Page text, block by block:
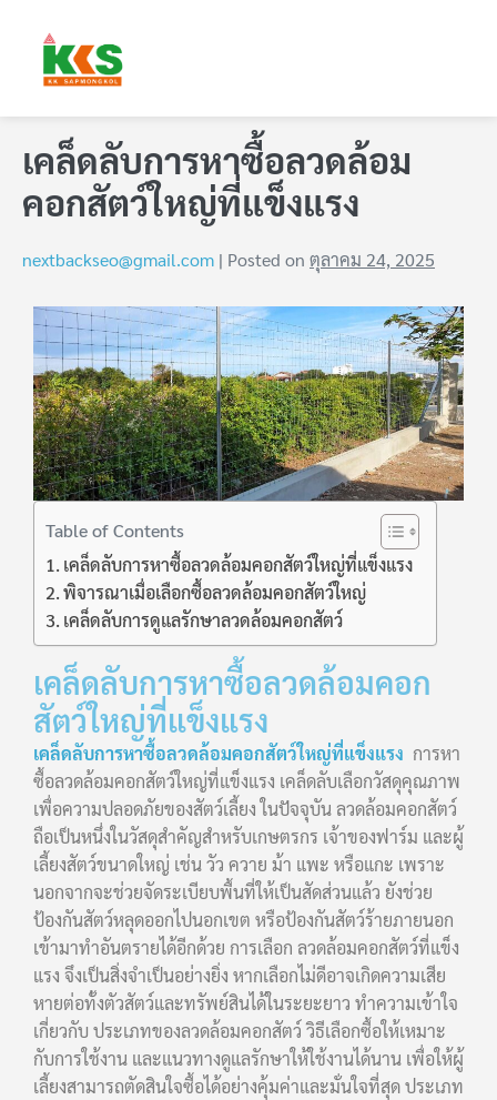
เคล็ดลับการหาซื้อลวดล้อม
คอกสัตว์ใหญ่ที่แข็งแรง
nextbackseo@gmail.com | Posted on ตุลาคม 24, 2025
Table of Contents
เคล็ดลับการหาซื้อลวดล้อมคอกสัตว์ใหญ่ที่แข็งแรง
พิจารณาเมื่อเลือกซื้อลวดล้อมคอกสัตว์ใหญ่
เคล็ดลับการดูแลรักษาลวดล้อมคอกสัตว์
เคล็ดลับการหาซื้อลวดล้อมคอก
สัตว์ใหญ่ที่แข็งแรง
เคล็ดลับการหาซื้อลวดล้อมคอกสัตว์ใหญ่ที่แข็งแรง การหา
ซื้อลวดล้อมคอกสัตว์ใหญ่ที่แข็งแรง เคล็ดลับเลือกวัสดุคุณภาพ
เพื่อความปลอดภัยของสัตว์เลี้ยง ในปัจจุบัน ลวดล้อมคอกสัตว์
ถือเป็นหนึ่งในวัสดุสำคัญสำหรับเกษตรกร เจ้าของฟาร์ม และผู้
เลี้ยงสัตว์ขนาดใหญ่ เช่น วัว ควาย ม้า แพะ หรือแกะ เพราะ
นอกจากจะช่วยจัดระเบียบพื้นที่ให้เป็นสัดส่วนแล้ว ยังช่วย
ป้องกันสัตว์หลุดออกไปนอกเขต หรือป้องกันสัตว์ร้ายภายนอก
เข้ามาทำอันตรายได้อีกด้วย การเลือก ลวดล้อมคอกสัตว์ที่แข็ง
แรง จึงเป็นสิ่งจำเป็นอย่างยิ่ง หากเลือกไม่ดีอาจเกิดความเสีย
หายต่อทั้งตัวสัตว์และทรัพย์สินได้ในระยะยาว ทำความเข้าใจ
เกี่ยวกับ ประเภทของลวดล้อมคอกสัตว์ วิธีเลือกซื้อให้เหมาะ
กับการใช้งาน และแนวทางดูแลรักษาให้ใช้งานได้นาน เพื่อให้ผู้
เลี้ยงสามารถตัดสินใจซื้อได้อย่างคุ้มค่าและมั่นใจที่สุด ประเภท